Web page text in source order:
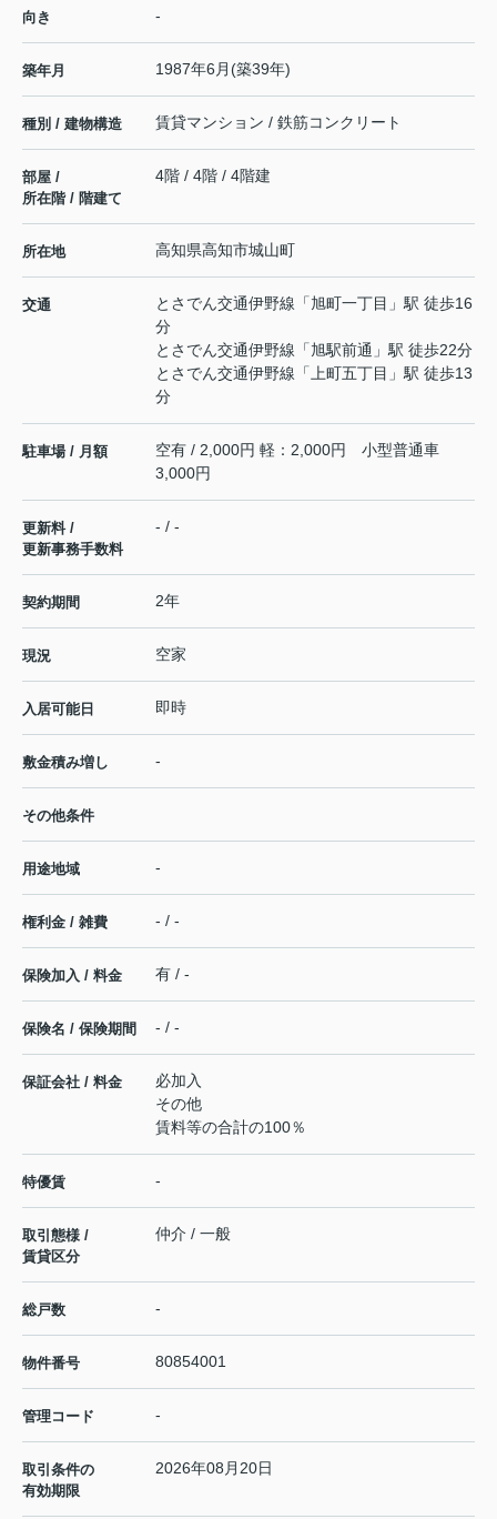
向き -
築年月 1987年6月(築39年)
種別 / 建物構造 賃貸マンション / 鉄筋コンクリート
部屋 /
所在階 / 階建て
4階 / 4階 / 4階建
所在地 高知県高知市城山町
交通 とさでん交通伊野線 「旭町一丁目 」駅 徒歩16
分
とさでん交通伊野線 「旭駅前通 」駅 徒歩22分
とさでん交通伊野線 「 上町五丁目 」駅 徒歩13
分
駐車場 / 月額
空有 / 2,000円 軽：2,000円 小型普通車
3,000円
更新料 /
更新事務手数料
- / -
契約期間 2年
現況 空家
入居可能日 即時
敷金積み増し -
その他条件
用途地域 -
権利金 / 雑費 - / -
保険加入 / 料金 有 / -
保険名 / 保険期間 - / -
保証会社 / 料金
必加入
その他
賃料等の合計の100％
特優賃 -
取引態様 /
賃貸区分
仲介 / 一般
総戸数 -
物件番号 80854001
管理コード -
取引条件の
有効期限
2026年08月20日